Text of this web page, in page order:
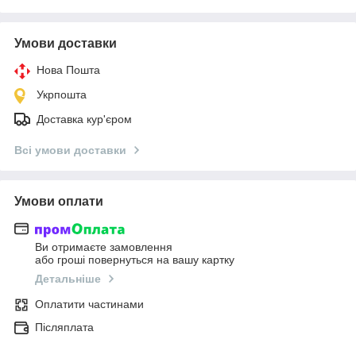
Умови доставки
Нова Пошта
Укрпошта
Доставка кур'єром
Всі умови доставки
Умови оплати
Ви отримаєте замовлення
або гроші повернуться на вашу картку
Детальніше
Оплатити частинами
Післяплата